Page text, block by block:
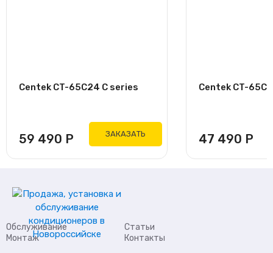
Centek CT-65C24 C series
59 490 Р ЗАКАЗАТЬ
Centek CT-
47 490 Р
Обслуживание
Монтаж
Статьи
Контакты